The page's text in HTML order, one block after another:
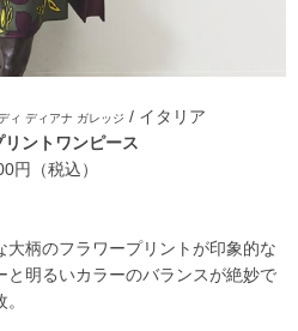
ィ ディアナ ガレッジ / イタリア
リントワンピース
円（税込）
柄のフラワープリントが印象的な
と明るいカラーのバランスが絶妙で